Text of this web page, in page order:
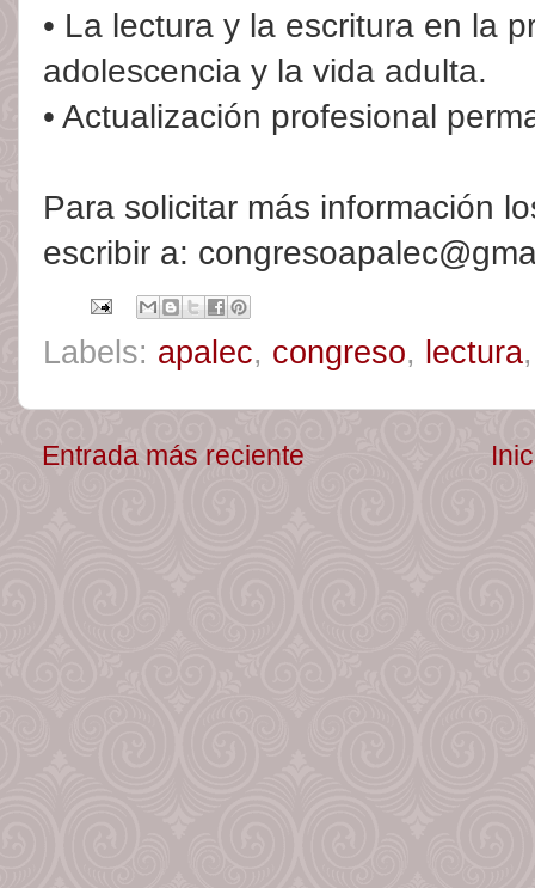
• La lectura y la escritura en la
adolescencia y la vida adulta.
• Actualización profesional
Para solicitar más información
escribir a:
Labels: apalec, congreso, lectura
Entrada más reciente